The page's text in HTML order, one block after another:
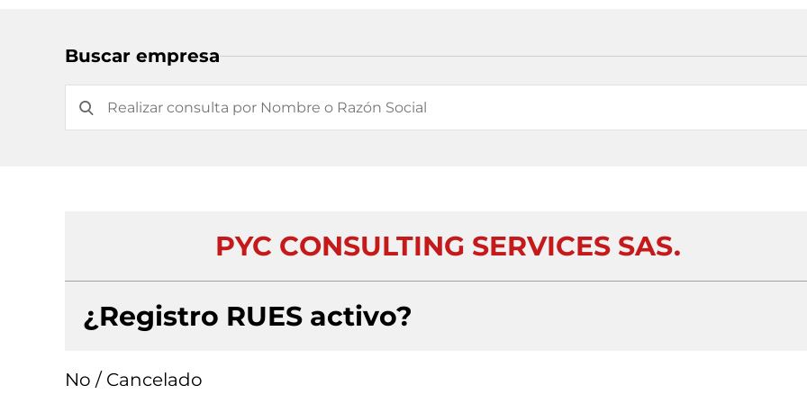
Buscar empresa
PYC CONSULTING SERVICES SAS.
¿Registro RUES activo?
No / Cancelado